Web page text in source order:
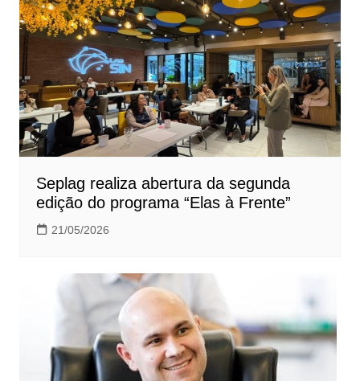
Seplag realiza abertura da segunda
edição do programa “Elas à Frente”
21/05/2026